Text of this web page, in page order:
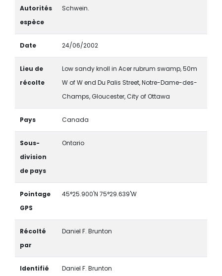
Autorités
espèce
Schwein.
Date 24/06/2002
Lieu de
récolte
Low sandy knoll in Acer rubrum swamp, 50m
W of W end Du Palis Street, Notre-Dame-des-
Champs, Gloucester, City of Ottawa
Pays Canada
Sous-
division
de pays
Ontario
Pointage
GPS
45°25.900'N 75°29.639'W
Récolté
par
Daniel F. Brunton
Identifié
Daniel F. Brunton